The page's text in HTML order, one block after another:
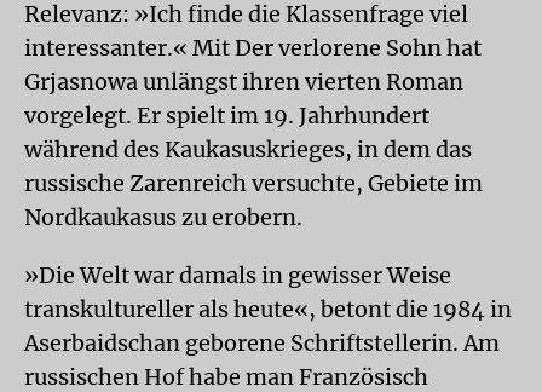
Relevanz: »Ich finde die Klassenfrage viel
interessanter.« Mit Der verlorene Sohn hat
Grjasnowa unlängst ihren vierten Roman
vorgelegt. Er spielt im 19. Jahrhundert
während des Kaukasuskrieges, in dem das
russische Zarenreich versuchte, Gebiete im
Nordkaukasus zu erobern.
»Die Welt war damals in gewisser Weise
transkultureller als heute«, betont die 1984 in
Aserbaidschan geborene Schriftstellerin. Am
russischen Hof habe man Französisch